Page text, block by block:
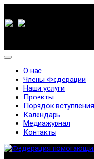
О нас
Члены Федерации
Наши услуги
Проекты
Порядок вступления
Календарь
Медиажурнал
Контакты